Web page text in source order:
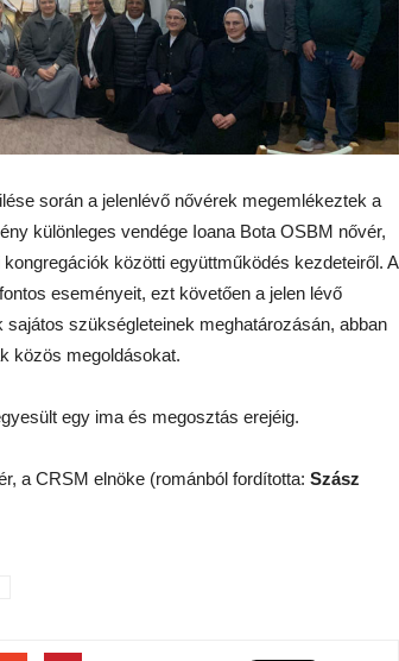
során a jelenlévő nővérek megemlékeztek a
különleges vendége Ioana Bota OSBM nővér,
közötti együttműködés kezdeteiről. A
eseményeit, ezt követően a jelen lévő
szükségleteinek meghatározásán, abban
közös megoldásokat.
egy ima és megosztás erejéig.
a CRSM elnöke (románból fordította: Szász